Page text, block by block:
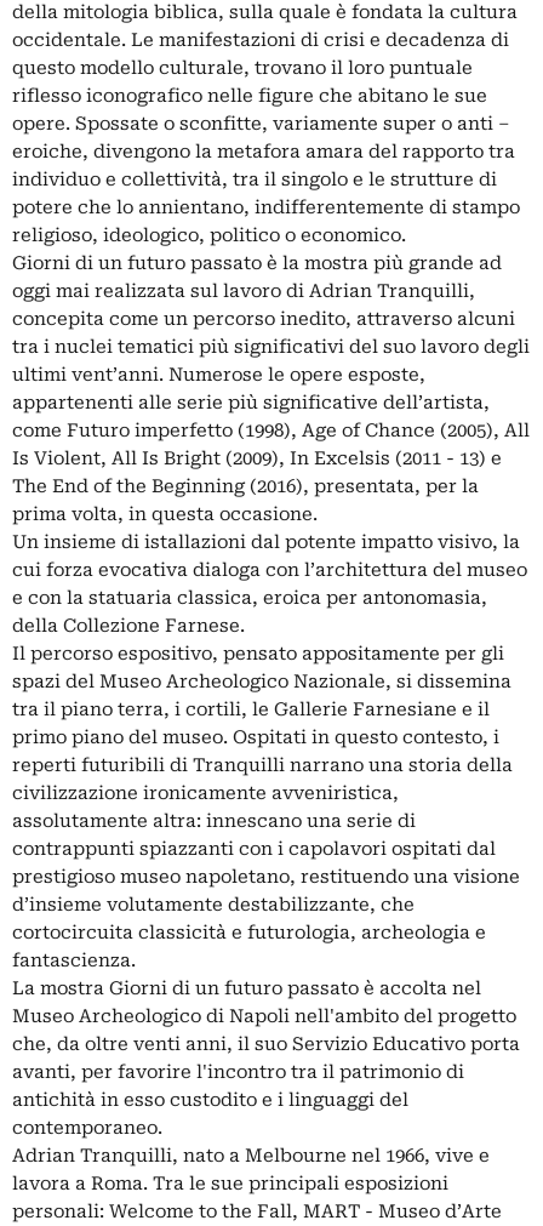
della mitologia biblica, sulla quale è fondata la cultura
occidentale. Le manifestazioni di crisi e decadenza di
questo modello culturale, trovano il loro puntuale
riflesso iconografico nelle figure che abitano le sue
opere. Spossate o sconfitte, variamente super o anti –
eroiche, divengono la metafora amara del rapporto tra
individuo e collettività, tra il singolo e le strutture di
potere che lo annientano, indifferentemente di stampo
religioso, ideologico, politico o economico.
Giorni di un futuro passato è la mostra più grande ad
oggi mai realizzata sul lavoro di Adrian Tranquilli,
concepita come un percorso inedito, attraverso alcuni
tra i nuclei tematici più significativi del suo lavoro degli
ultimi vent’anni. Numerose le opere esposte,
appartenenti alle serie più significative dell’artista,
come Futuro imperfetto (1998), Age of Chance (2005), All
Is Violent, All Is Bright (2009), In Excelsis (2011 - 13) e
The End of the Beginning (2016), presentata, per la
prima volta, in questa occasione.
Un insieme di istallazioni dal potente impatto visivo, la
cui forza evocativa dialoga con l’architettura del museo
e con la statuaria classica, eroica per antonomasia,
della Collezione Farnese.
Il percorso espositivo, pensato appositamente per gli
spazi del Museo Archeologico Nazionale, si dissemina
tra il piano terra, i cortili, le Gallerie Farnesiane e il
primo piano del museo. Ospitati in questo contesto, i
reperti futuribili di Tranquilli narrano una storia della
civilizzazione ironicamente avveniristica,
assolutamente altra: innescano una serie di
contrappunti spiazzanti con i capolavori ospitati dal
prestigioso museo napoletano, restituendo una visione
d’insieme volutamente destabilizzante, che
cortocircuita classicità e futurologia, archeologia e
fantascienza.
La mostra Giorni di un futuro passato è accolta nel
Museo Archeologico di Napoli nell'ambito del progetto
che, da oltre venti anni, il suo Servizio Educativo porta
avanti, per favorire l'incontro tra il patrimonio di
antichità in esso custodito e i linguaggi del
contemporaneo.
Adrian Tranquilli, nato a Melbourne nel 1966, vive e
lavora a Roma. Tra le sue principali esposizioni
personali: Welcome to the Fall, MART - Museo d’Arte